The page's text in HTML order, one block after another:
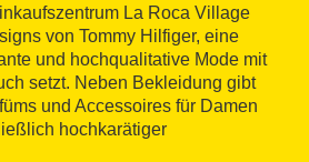
La Roca Village
von Tommy Hilfiger, eine
und hochqualitative Mode mit
setzt. Neben Bekleidung gibt
und Accessoires für Damen
hochkarätiger